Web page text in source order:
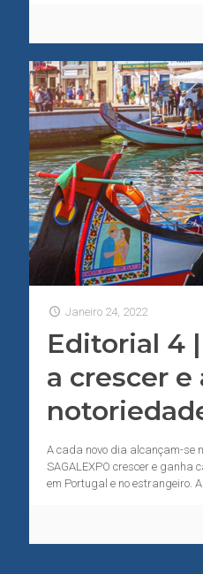
Janeiro 24, 2022
Editorial 4
a crescer e
A cada novo dia alcançam-se
SAGALEXPO crescer e ganha
em Portugal e no estrangeiro.